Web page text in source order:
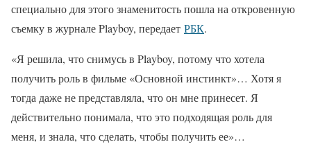
специально для этого знаменитость пошла на откровенную
съемку в журнале Playboy, передает РБК.
«Я решила, что снимусь в Playboy, потому что хотела
получить роль в фильме «Основной инстинкт»… Хотя я
тогда даже не представляла, что он мне принесет. Я
действительно понимала, что это подходящая роль для
меня, и знала, что сделать, чтобы получить ее»…